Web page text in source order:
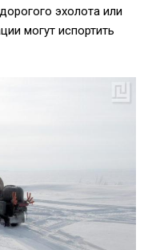
эхолота или
могут испортить